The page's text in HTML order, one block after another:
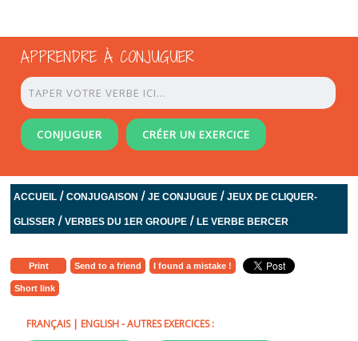
APPRENDRE À CONJUGUER
CONJUGUER CRÉER UN EXERCICE
ACCUEIL /CONJUGAISON /JE CONJUGUE /JEUX DE CLIQUER-
GLISSER /VERBES DU 1ER GROUPE /LE VERBE BERCER
Print Send to a friend I found a mistake !
Short link
FRANÇAIS| ENGLISH- AUTRES EXERCICES :